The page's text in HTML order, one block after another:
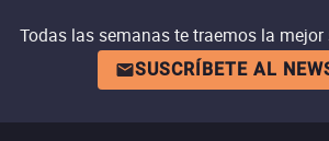
Todas las semanas te traemos la
SUSCRÍBETE AL